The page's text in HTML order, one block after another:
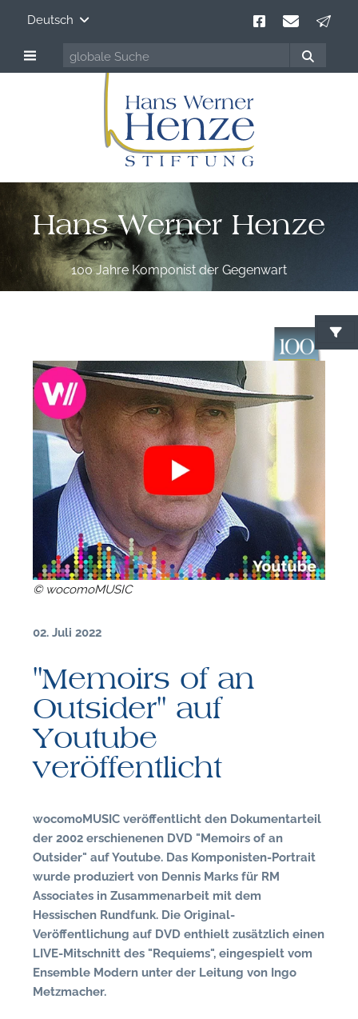
Deutsch
Hans Werner Henze
100 Jahre Komponist der Gegenwart
© wocomoMUSIC
02. Juli 2022
"Memoirs of an
Outsider" auf
Youtube
veröffentlicht
wocomoMUSIC veröffentlicht den Dokumentarteil
der 2002 erschienenen DVD "Memoirs of an
Outsider" auf Youtube. Das Komponisten-Portrait
wurde produziert von Dennis Marks für RM
Associates in Zusammenarbeit mit dem
Hessischen Rundfunk. Die Original-
Veröffentlichung auf DVD enthielt zusätzlich einen
LIVE-Mitschnitt des "Requiems", eingespielt vom
Ensemble Modern unter der Leitung von Ingo
Metzmacher.